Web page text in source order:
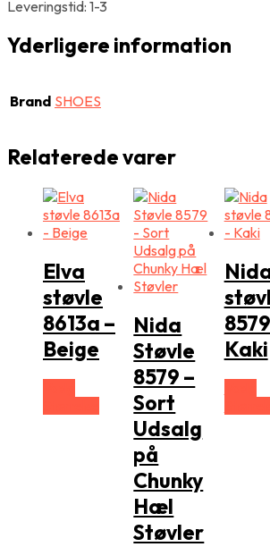
Leveringstid: 1-3
Yderligere information
Brand SHOES
Relaterede varer
Elva
støvle
8613a –
Beige
Nida
Støvle
8579 –
Sort
Udsalg
på
Chunky
Hæl
Støvler
Kaki